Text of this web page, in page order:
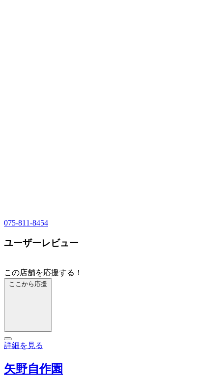
075-811-8454
ユーザーレビュー
この店舗を応援する！
ここから応援
詳細を見る
矢野自作園